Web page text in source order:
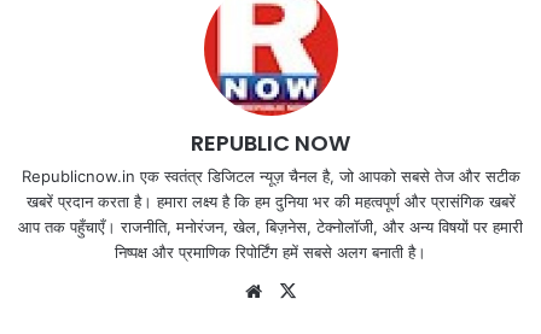
REPUBLIC NOW
Republicnow.in एक स्वतंत्र डिजिटल न्यूज़ चैनल है, जो आपको सबसे तेज और सटीक
खबरें प्रदान करता है। हमारा लक्ष्य है कि हम दुनिया भर की महत्वपूर्ण और प्रासंगिक खबरें
आप तक पहुँचाएँ। राजनीति, मनोरंजन, खेल, बिज़नेस, टेक्नोलॉजी, और अन्य विषयों पर हमारी
निष्पक्ष और प्रमाणिक रिपोर्टिंग हमें सबसे अलग बनाती है।
Website